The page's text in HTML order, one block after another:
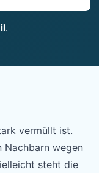
.
vermüllt ist.
Nachbarn wegen
steht die